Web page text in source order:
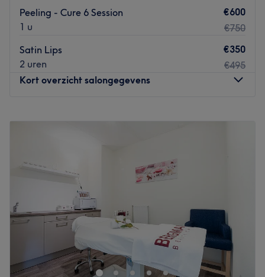
Boek vandaag nog jouw selfcare moment – je verdient
het! 💛
Peeling - Cure 6 Session
1 u
€600
€750
Satin Lips
2 uren
€350
€495
Kort overzicht salongegevens
Vrijdag
CNK Clinicis een esthetisch salon in Badhoevedorp waar
schoonheidsbehandelingen voor het gezicht en lichaam
onder één dak worden uitgevoerd.
Gebruikte merken en producten:Medik8 voor